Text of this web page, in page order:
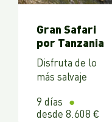
Gran Safari
por Tanzania
Disfruta de lo
más salvaje
9 días
desde 8.608 €